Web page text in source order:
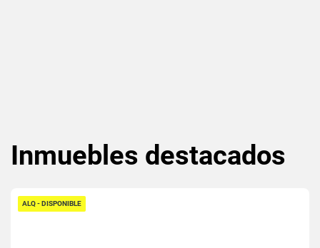
Inmuebles destacados
ALQ - DISPONIBLE